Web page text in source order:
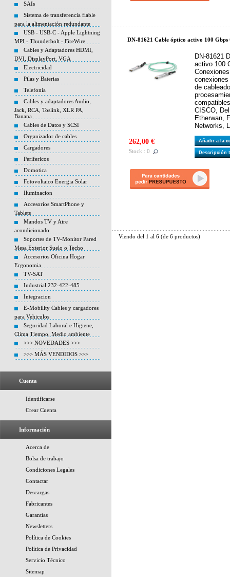
SAIs
Sistema de transferencia fiable
para la alimentación redundante
USB - USB-C - Apple Lightning
MPI - Thunderbolt - FireWire
Cables y Adaptadores HDMI,
DVI, DisplayPort, VGA
Electricidad
Pilas y Baterias
Telefonia
Cables y adaptadores Audio,
Jack, RCA, Toslink, XLR PA,
Banana
Cables de Datos y SCSI
Organizador de cables
Cargadores
Perifericos
Domotica
Fotovoltaico Energia Solar
Iluminacion
Accesorios SmartPhone y
Tablets
Mandos TV y Aire
acondicionado
Soportes de TV-Monitor Pared
Mesa Exterior Suelo o Techo
Accesorios Oficina Hogar
Ergonomia
TV-SAT
Industrial 232-422-485
Integracion
E-Mobility Cables y cargadores
para Vehiculos
Seguridad Laboral e Higiene,
Clima Tiempo, Medio ambiente
>>> NOVEDADES >>>
>>> MÁS VENDIDOS >>>
Cuenta
Identificarse
Crear Cuenta
Información
Acerca de
Bolsa de trabajo
Condiciones Legales
Contactar
Descargas
Fabricantes
Garantías
Newsletters
Política de Cookies
Política de Privacidad
Servicio Técnico
Sitemap
DN-81621 Cable óptico activo 100 Gbps
DN-81621
activo 100
de
CISCO,
Etherwan,
Networks,
262,00 €
Stock : 0
Añadir a la
Descripción
Viendo del 1 al 6 (de 6 productos)